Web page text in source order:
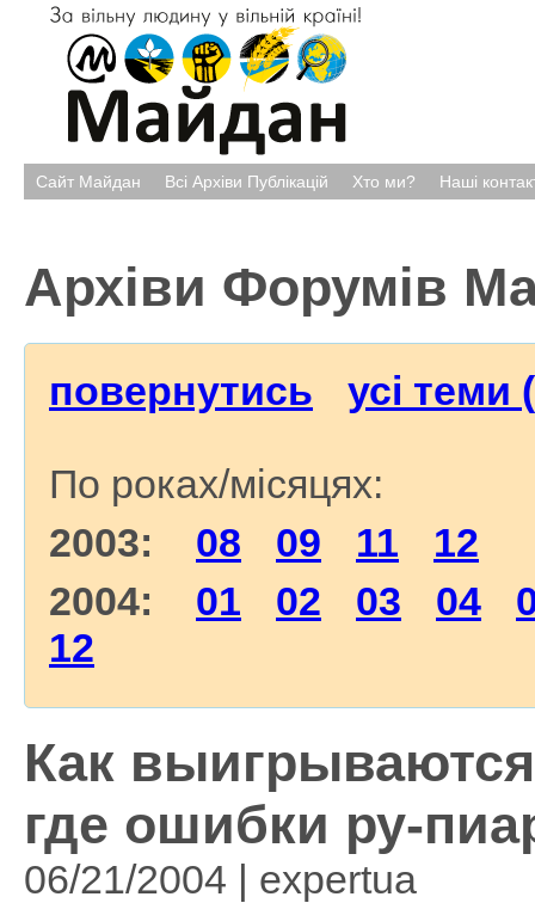
Сайт Майдан Всі Архіви Публікацій Хто ми? Наші
Архіви Форумів
повернутись усі теми
По роках/місяцях:
2003: 08 09 11
12
2004: 01 02 03 04
12
Как
где ошибки ру-
06/21/2004 | expertua